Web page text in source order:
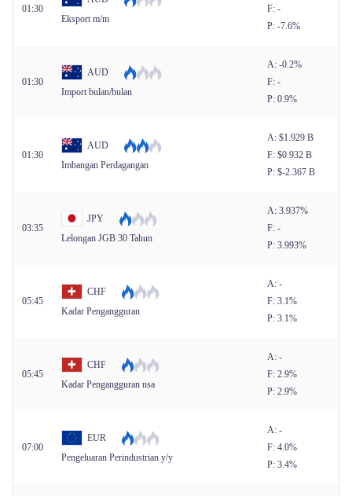
01:30
Eksport m/m
F: -
P: -7.6%
01:30
AUD
Import bulan/bulan
A: -0.2%
F: -
P: 0.9%
01:30
AUD
Imbangan Perdagangan
A: $​1.929 B
F: $​0.932 B
P: $​-2.367 B
03:35
JPY
Lelongan JGB 30 Tahun
A: 3.937%
F: -
P: 3.993%
05:45
CHF
Kadar Pengangguran
A: -
F: 3.1%
P: 3.1%
05:45
CHF
Kadar Pengangguran nsa
A: -
F: 2.9%
P: 2.9%
07:00
EUR
Pengeluaran Perindustrian y/y
A: -
F: 4.0%
P: 3.4%